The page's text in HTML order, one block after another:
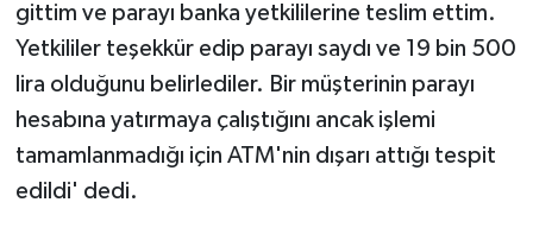
gittim ve parayı banka yetkililerine teslim ettim.
Yetkililer teşekkür edip parayı saydı ve 19 bin 500
lira olduğunu belirlediler. Bir müşterinin parayı
hesabına yatırmaya çalıştığını ancak işlemi
tamamlanmadığı için ATM'nin dışarı attığı tespit
edildi' dedi.